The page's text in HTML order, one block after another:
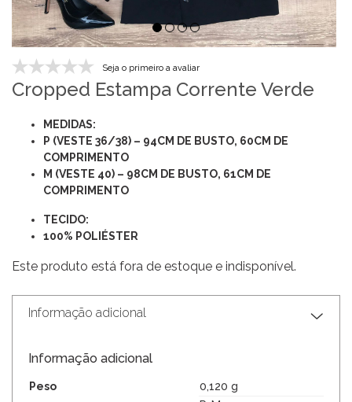
Seja o primeiro a avaliar
Cropped Estampa Corrente Verde
MEDIDAS:
P (VESTE 36/38) – 94CM DE BUSTO, 60CM DE
COMPRIMENTO
M (VESTE 40) – 98CM DE BUSTO, 61CM DE
COMPRIMENTO
TECIDO:
100% POLIÉSTER
Este produto está fora de estoque e indisponível.
Informação adicional
Informação adicional
Peso
0,120 g